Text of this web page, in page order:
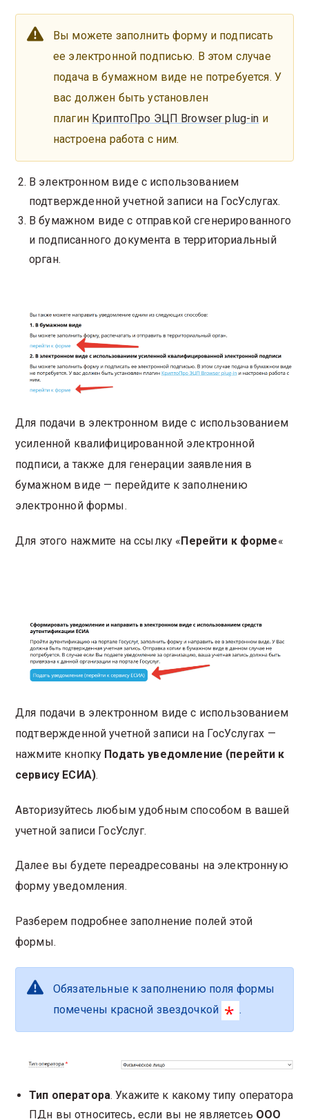
Вы можете заполнить форму и подписать
ее электронной подписью. В этом случае
подача в бумажном виде не потребуется. У
вас должен быть установлен
плагин КриптоПро ЭЦП Browser plug-in и
настроена работа с ним.
В электронном виде с использованием
подтвержденной учетной записи на ГосУслугах.
В бумажном виде с отправкой сгенерированного
и подписанного документа в территориальный
орган.
Для подачи в электронном виде с использованием
усиленной квалифицированной электронной
подписи, а также для генерации заявления в
бумажном виде — перейдите к заполнению
электронной формы.
Для этого нажмите на ссылку «Перейти к форме«
Для подачи в электронном виде с использованием
подтвержденной учетной записи на ГосУслугах —
нажмите кнопку Подать уведомление (перейти к
сервису ЕСИА).
Авторизуйтесь любым удобным способом в вашей
учетной записи ГосУслуг.
Далее вы будете переадресованы на электронную
форму уведомления.
Разберем подробнее заполнение полей этой
формы.
Обязательные к заполнению поля формы
помечены красной звездочкой
.
Тип оператора. Укажите к какому типу оператора
ПДн вы относитесь, если вы не являетсеь ООО